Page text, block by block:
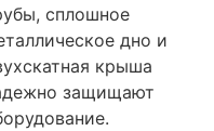
сплошное
дно и
крыша
защищают